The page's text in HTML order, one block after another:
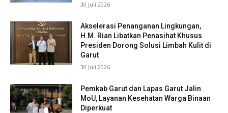
30 Juli 2026
Akselerasi Penanganan Lingkungan,
H.M. Rian Libatkan Penasihat Khusus
Presiden Dorong Solusi Limbah Kulit di
Garut
30 Juli 2026
Pemkab Garut dan Lapas Garut Jalin
MoU, Layanan Kesehatan Warga Binaan
Diperkuat